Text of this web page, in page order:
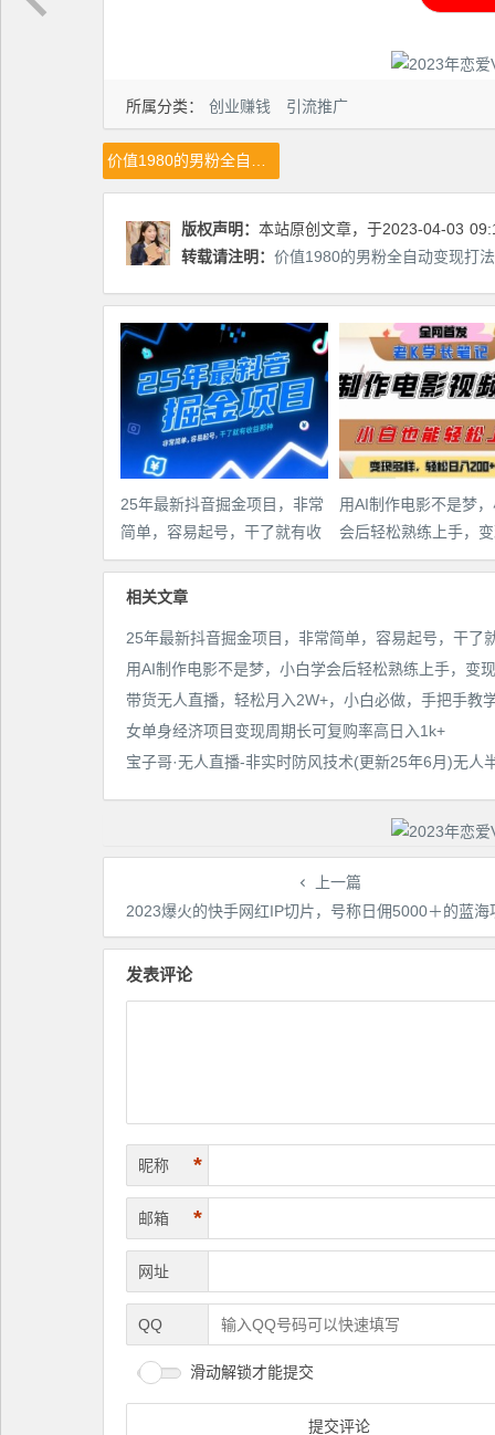
所属分类： 创业赚钱 引流推广
版权声明： 本站原创文章，于2023-04-03
转载请注明： 价值1980的男粉全自动变现打
25年最新抖音掘金项目，非常
简单，容易起号，干了就有收
益那种
用AI制作电影不是梦
会后轻松熟练上手，
多样，日入2张+
相关文章
女单身经济项目变现周期长可复购率高日入1k+
上一篇
2023爆火的快手网红IP切片，号称日佣5000＋的蓝海项目，二驴的独家
发表评论
昵称 *
邮箱 *
网址
QQ
滑动解锁才能提交